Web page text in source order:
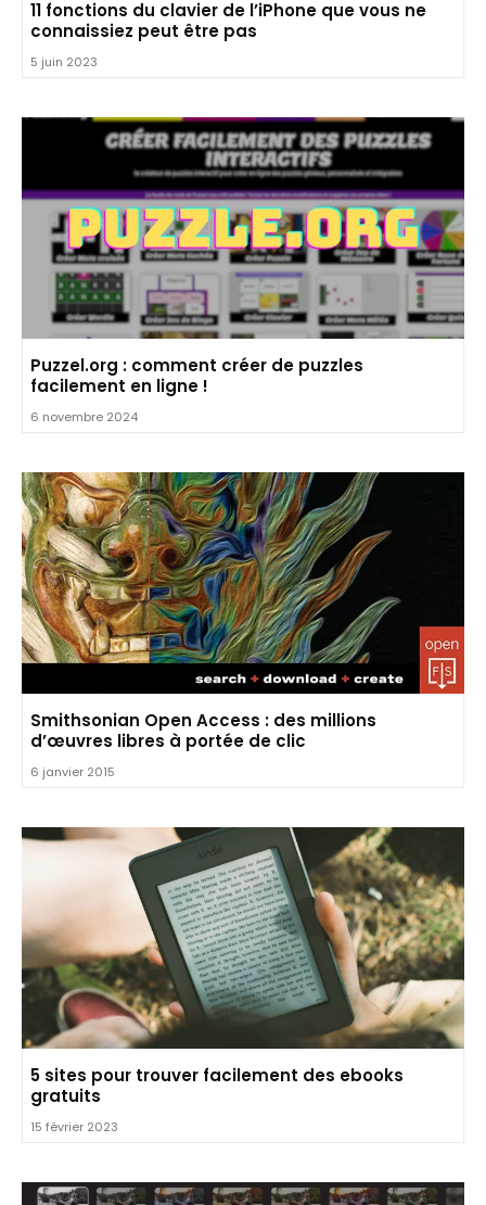
11 fonctions du clavier de l’iPhone que vous ne
connaissiez peut être pas
5 juin 2023
Puzzel.org : comment créer de puzzles
facilement en ligne !
6 novembre 2024
Smithsonian Open Access : des millions
d’œuvres libres à portée de clic
6 janvier 2015
5 sites pour trouver facilement des ebooks
gratuits
15 février 2023